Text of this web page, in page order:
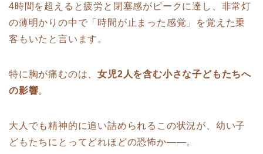
4時間を超えると疲労と閉塞感がピークに達し、非常灯
の薄明かりの中で「時間が止まった感覚」を覚えた乗
客もいたと言います。
特に胸が痛むのは、女児2人を含む小さな子どもたちへ
の影響。
大人でも精神的に追い詰められるこの状況が、幼い子
どもたちにとってどれほどの恐怖か——。